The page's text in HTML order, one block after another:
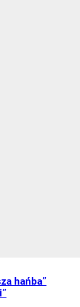
hańba”